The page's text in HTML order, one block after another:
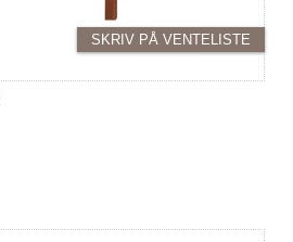
SKRIV PÅ VENTELISTE